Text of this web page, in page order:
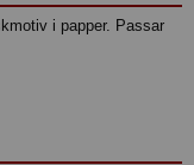
i papper. Passar